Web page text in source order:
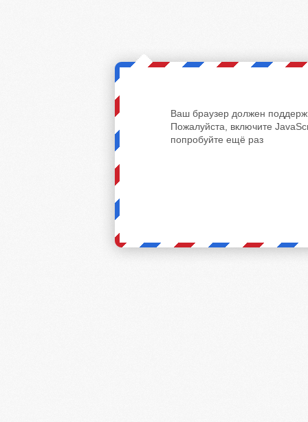
Ваш браузер должен
Пожалуйста, включите
попробуйте ещё раз